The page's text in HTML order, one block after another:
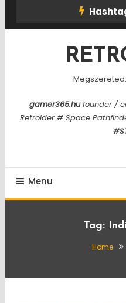
gamer365.hufounder /
Retroider # Space
Menu
Tag:
Home